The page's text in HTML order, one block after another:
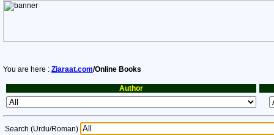
You are here : Ziaraat.com/Online Books
Author
Search (Urdu/Roman)